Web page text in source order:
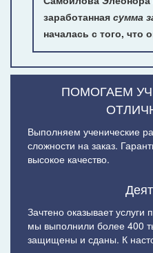
заработанная сумма
началась с того, что
ПОМОГАЕМ
Выполняем ученические
сложности на заказ.
высокое качество.
Зачтено оказывает
мы выполнили более 400
защищены и сданы. К